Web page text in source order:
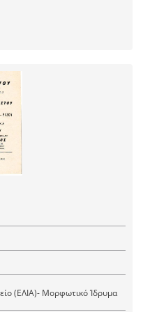
(ΕΛΙΑ)- Μορφωτικό Ίδρυμα